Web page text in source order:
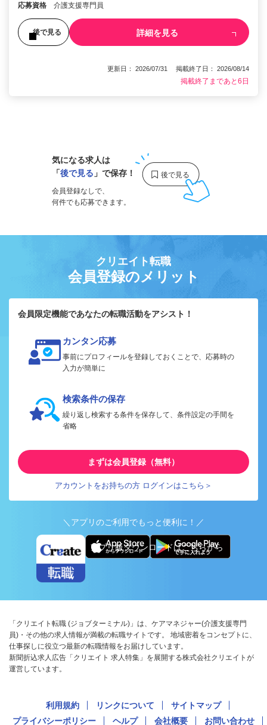
応募資格 介護支援専門員
後で見る 詳細を見る
更新日： 2026/07/31 掲載終了日： 2026/08/14
掲載終了まであと6日
気になる求人は
「後で見る 」で保存！
会員登録なしで、
何件でも応募できます。
クリエイト転職
会員登録のメリット
会員限定機能であなたの転職活動をアシスト！
カンタン応募
事前にプロフィールを登録しておくことで、応募時の
入力が簡単に
検索条件の保存
繰り返し検索する条件を保存して、条件設定の手間を
省略
まずは会員登録（無料）
アカウントをお持ちの方 ログインはこちら＞
＼アプリのご利用でもっと便利に！／
アプリ版ダウンロードはこちらから
「クリエイト転職 (ジョブターミナル)」は、ケアマネジャー(介護支援専門
員)・その他の求人情報が満載の転職サイトです。 地域密着をコンセプトに、
仕事探しに役立つ最新の転職情報をお届けしています。
新聞折込求人広告「クリエイト 求人特集」を展開する株式会社クリエイトが
運営しています。
利用規約 リンクについて
サイトマップ
プライバシーポリシー
ヘルプ 会社概要 お問い合わせ